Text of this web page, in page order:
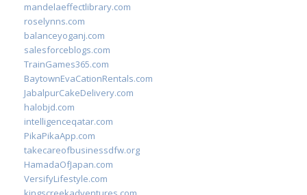
mandelaeffectlibrary.com
roselynns.com
balanceyoganj.com
salesforceblogs.com
TrainGames365.com
BaytownEvaCationRentals.com
JabalpurCakeDelivery.com
halobjd.com
intelligenceqatar.com
PikaPikaApp.com
takecareofbusinessdfw.org
HamadaOfJapan.com
VersifyLifestyle.com